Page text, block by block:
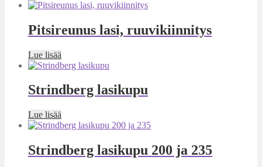
Pitsireunus lasi, ruuvikiinnitys
Lue lisää
Strindberg lasikupu
Lue lisää
Strindberg lasikupu 200 ja 235